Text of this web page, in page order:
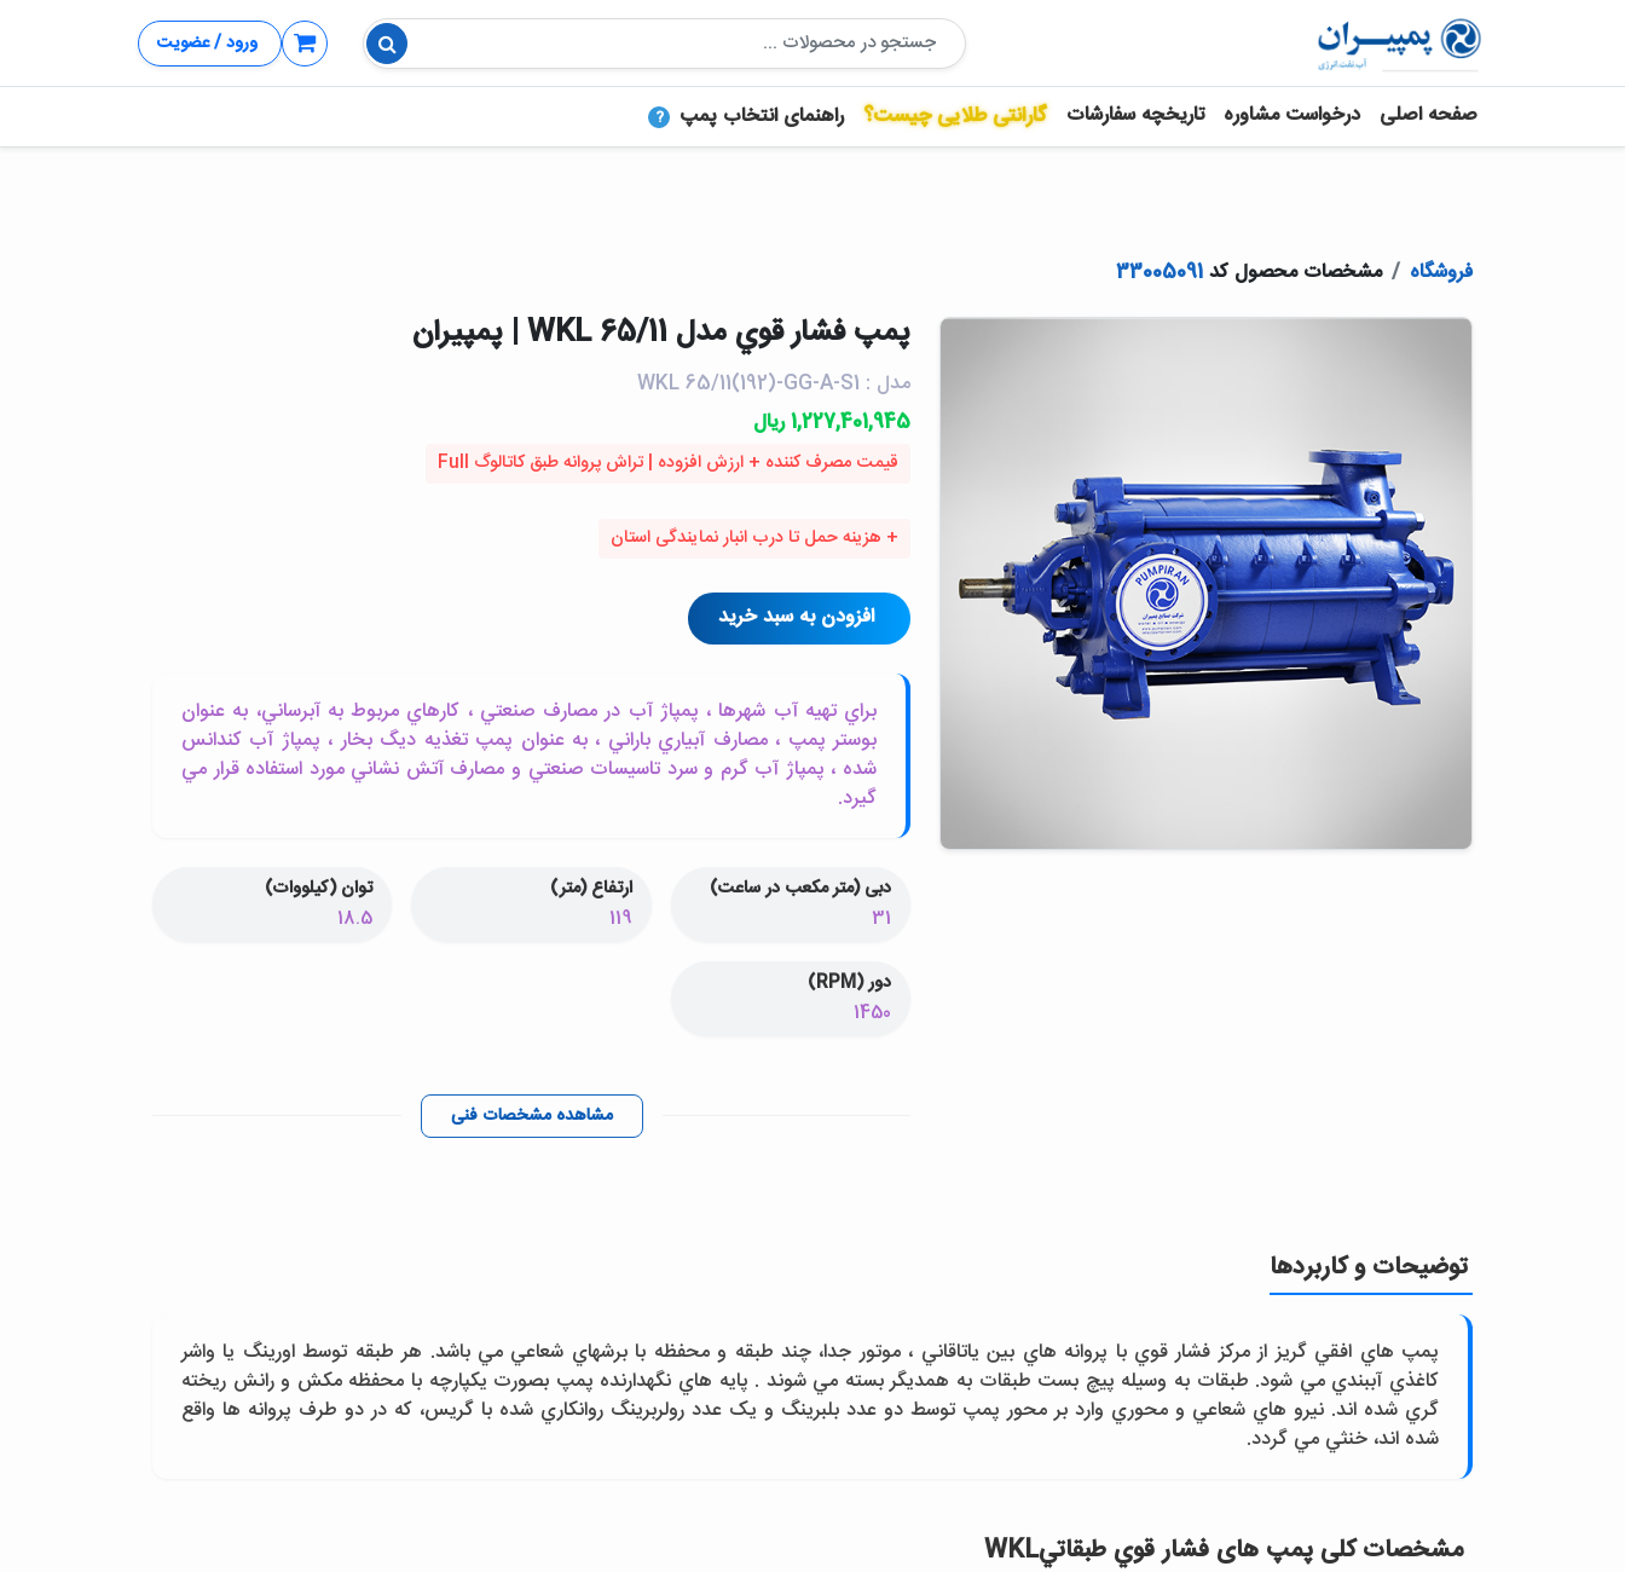
ورود / عضویت
صفحه اصلی درخواست مشاوره تاریخچه سفارشات گارانتی طلایی چیست؟ راهنمای انتخاب پمپ ?
فروشگاه مشخصات محصول کد33005091
پمپ فشار قوي مدل WKL 65/11 | پمپیران
مدل : WKL 65/11(192)-GG-A-S1
1,227,401,945 ریال
قیمت مصرف کننده + ارزش افزوده | تراش پروانه طبق کاتالوگ Full
+ هزینه حمل تا درب انبار نمایندگی استان
افزودن به سبد خرید
براي تهيه آب شهرها ، پمپاژ آب در مصارف صنعتي ، کارهاي مربوط به آبرساني، به عنوان
بوستر پمپ ، مصارف آبياري باراني ، به عنوان پمپ تغذيه ديگ بخار ، پمپاژ آب کندانس
شده ، پمپاژ آب گرم و سرد تاسيسات صنعتي و مصارف آتش نشاني مورد استفاده قرار مي
گيرد.
دبی (متر مکعب در ساعت)
31
ارتفاع (متر)
119
توان (کیلووات)
18.5
دور (RPM)
1450
مشاهده مشخصات فنی
توضیحات و کاربردها
پمپ هاي افقي گريز از مرکز فشار قوي با پروانه هاي بين ياتاقاني ، موتور جدا، چند طبقه و محفظه با برشهاي شعاعي مي باشد. هر طبقه توسط اورينگ يا واشر
کاغذي آببندي مي شود. طبقات به وسيله پيچ بست طبقات به همديگر بسته مي شوند . پايه هاي نگهدارنده پمپ بصورت يکپارچه با محفظه مکش و رانش ريخته
گري شده اند. نيرو هاي شعاعي و محوري وارد بر محور پمپ توسط دو عدد بلبرينگ و يک عدد رولربرينگ روانکاري شده با گريس، که در دو طرف پروانه ها واقع
شده اند، خنثي مي گردد.
مشخصات کلی پمپ های فشار قوي طبقاتيWKL